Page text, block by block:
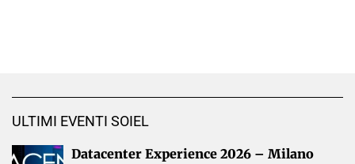
ULTIMI EVENTI SOIEL
Datacenter Experience 2026 – Milano